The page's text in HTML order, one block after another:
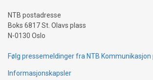
NTB postadresse
Boks 6817 St. Olavs plass
N-0130 Oslo
Følg pressemeldinger fra NTB Kommunikasjon
Informasjonskapsler